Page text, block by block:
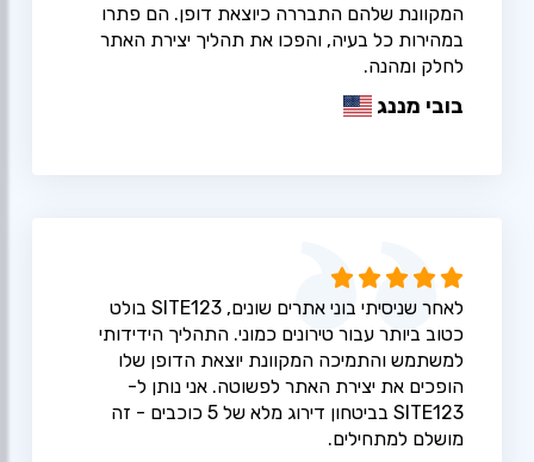
המקוונת שלהם התבררה כיוצאת דופן. הם פתרו
במהירות כל בעיה, והפכו את תהליך יצירת האתר
לחלק ומהנה.
בובי מננג
לאחר שניסיתי בוני אתרים שונים, SITE123 בולט
כטוב ביותר עבור טירונים כמוני. התהליך הידידותי
למשתמש והתמיכה המקוונת יוצאת הדופן שלו
הופכים את יצירת האתר לפשוטה. אני נותן ל-
SITE123 בביטחון דירוג מלא של 5 כוכבים - זה
מושלם למתחילים.